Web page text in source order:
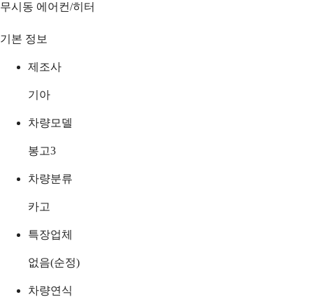
무시동 에어컨/히터
기본 정보
제조사
기아
차량모델
봉고3
차량분류
카고
특장업체
없음(순정)
차량연식